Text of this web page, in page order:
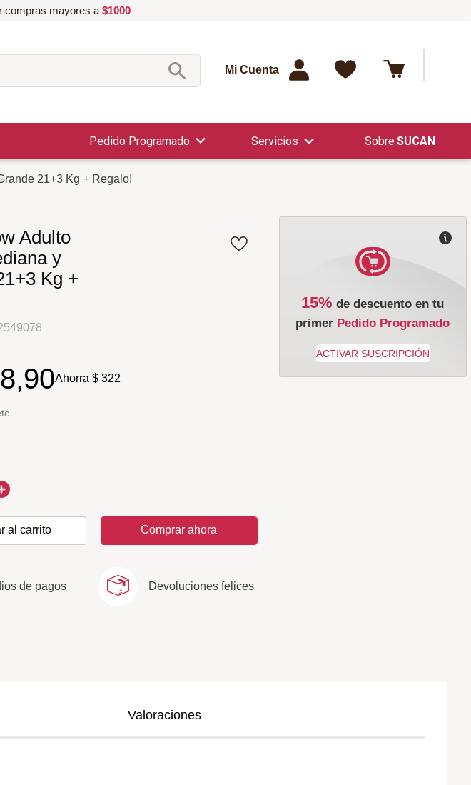
compras mayores a $1000
Mi Cuenta
Pedido Programado Servicios SUCAN
21+3 Kg + Regalo!
Adulto
y
Kg +
,90Ahorra $ 322
al carrito Comprar ahora
15% de descuento en tu
primer Pedido Programado
de pagos Devoluciones felices
Valoraciones